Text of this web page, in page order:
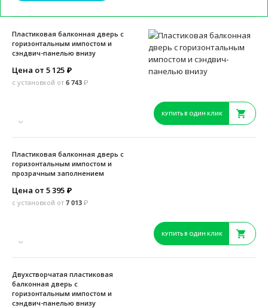
Пластиковая балконная дверь с
горизонтальным импостом и
сэндвич-панелью внизу
Цена от 5 125 ₽
с установкой от 6 743 ₽
КУПИТЬ В ОДИН КЛИК
Пластиковая балконная дверь с
горизонтальным импостом и
прозрачным заполнением
Цена от 5 395 ₽
с установкой от 7 013 ₽
КУПИТЬ В ОДИН КЛИК
Двухстворчатая пластиковая
балконная дверь с
горизонтальным импостом и
сэндвич-панелью внизу